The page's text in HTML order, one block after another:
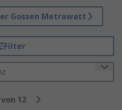
Gossen Metrawatt
Filter
von 12